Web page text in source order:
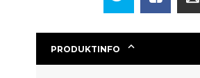
PRODUKTINFO